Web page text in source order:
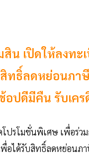
สิน เปิดให้ลงท
สิทธิ์ลดหย่อนภ
อปดีมีคืน รับเค
ปรโมชั่นพิเศษ เพื่อร่ว
พื่อได้รับสิทธิ์ลดหย่อนภ